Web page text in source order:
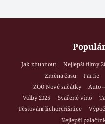
Jak zhubnout Nejlepší filmy
Změna času
Partie
ZOO Nové začátky
Auto
Volby 2025
Svařené víno
Pěstování lichořeřišnice
Nejlepší